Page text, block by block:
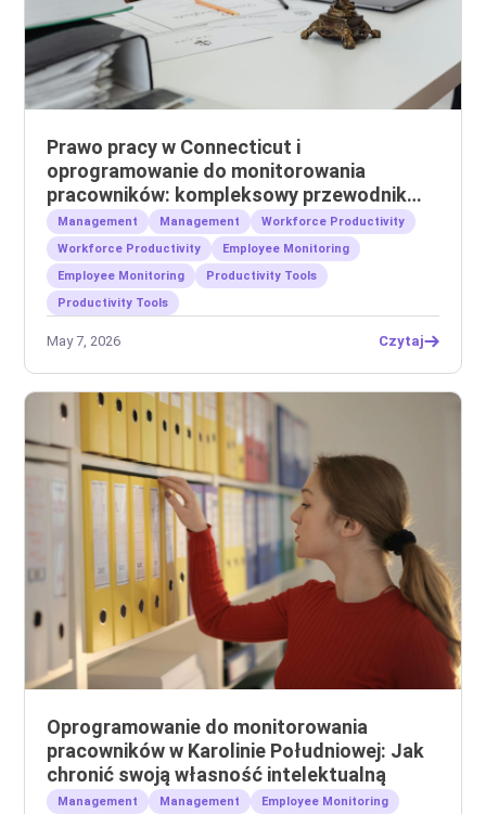
Prawo pracy w Connecticut i
oprogramowanie do monitorowania
pracowników: kompleksowy przewodnik
dla pracodawców
Management Management
Workforce Productivity
Workforce Productivity
Employee Monitoring
Employee Monitoring
Productivity Tools
Productivity Tools
May 7, 2026 Czytaj
Oprogramowanie do monitorowania
pracowników w Karolinie Południowej: Jak
chronić swoją własność intelektualną
Management Management
Employee Monitoring